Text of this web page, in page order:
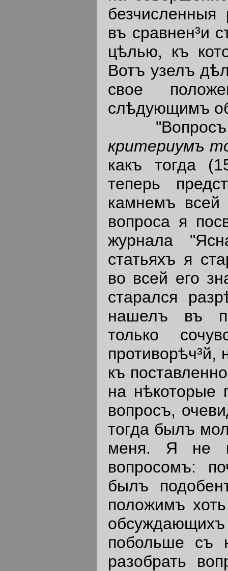
безчисленныя
въ сравнен³и
цѣлью, къ
Вотъ узелъ
свое
слѣдующимъ
критериумъ
какъ тогда
теперь
камнемъ всей
вопроса я
журнала
статьяхъ я
во всей его
старался
нашелъ въ
только
къ
на нѣкоторые
вопросъ,
тогда былъ
меня. Я не
вопросомъ:
былъ
положимъ
побольше съ
разобрать